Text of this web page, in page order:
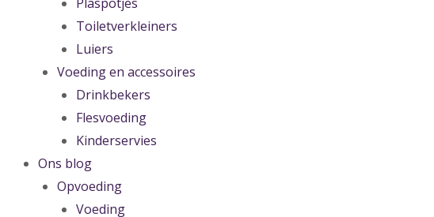
Toiletverkleiners
Luiers
Voeding en accessoires
Drinkbekers
Flesvoeding
Kinderservies
Ons blog
Opvoeding
Voeding